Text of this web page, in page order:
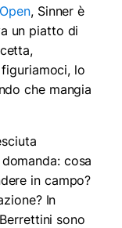
, Sinner è
un piatto di
lo
che mangia
cosa
in campo?
In
sono